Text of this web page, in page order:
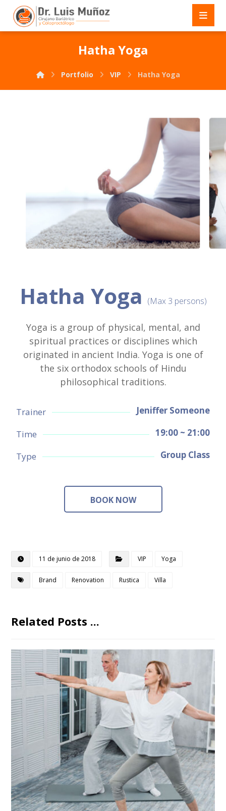
Hatha Yoga
Portfolio VIP Hatha Yoga
Hatha Yoga (Max 3 persons)
Yoga is a group of physical, mental, and
spiritual practices or disciplines which
originated in ancient India. Yoga is one of
the six orthodox schools of Hindu
philosophical traditions.
Trainer Jeniffer Someone
Time 19:00 ~ 21:00
Type Group Class
BOOK NOW
11 de junio de 2018 VIP Yoga
Brand Renovation Rustica Villa
Related Posts ...